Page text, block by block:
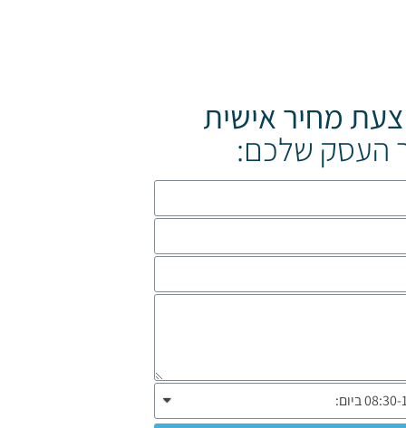
מחיר אישית
העסק שלכם: